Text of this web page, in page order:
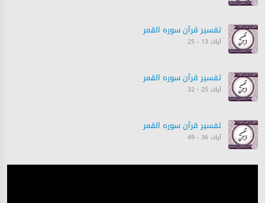
تفسیر قرآن سورہ ‎القمر
آیات 13 - 25
تفسیر قرآن سورہ ‎القمر
آیات 25 - 32
تفسیر قرآن سورہ ‎القمر
آیات 36 - 49